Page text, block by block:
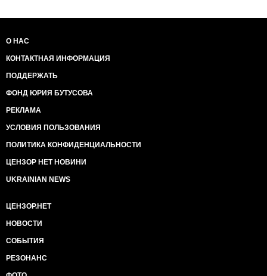
О НАС
КОНТАКТНАЯ ИНФОРМАЦИЯ
ПОДДЕРЖАТЬ
ФОНД ЮРИЯ БУТУСОВА
РЕКЛАМА
УСЛОВИЯ ПОЛЬЗОВАНИЯ
ПОЛИТИКА КОНФИДЕНЦИАЛЬНОСТИ
ЦЕНЗОР НЕТ НОВИНИ
UKRAINIAN NEWS
ЦЕНЗОР.НЕТ
НОВОСТИ
СОБЫТИЯ
РЕЗОНАНС